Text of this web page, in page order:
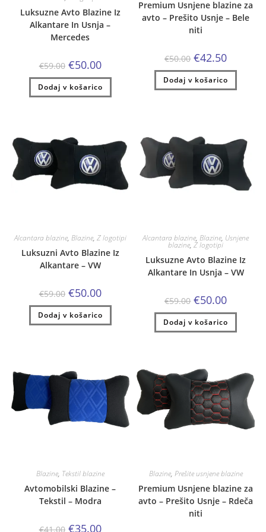
Luksuzne Avto Blazine Iz
Alkantare In Usnja –
Mercedes
€59.00 Izvirna
cena
je
bila:
€59.00.
€50.00Trenutna
cena
je:
€50.00.
Dodaj v košarico
Premium Usnjene blazine za
avto – Prešito Usnje – Bele
niti
€50.00 Izvirna
cena
je
bila:
€50.00.
€42.50Trenutna
je:
€42.50.
Dodaj v košarico
Alcantara blazine, Blazine, Z logotipi
Luksuzni Avto Blazine Iz
Alkantare – VW
€59.00 Izvirna
cena
je
bila:
€59.00.
€50.00Trenutna
cena
je:
€50.00.
Dodaj v košarico
Alcantara blazine,Blazine, Usnjene
blazine,Z logotipi
Luksuzne Avto Blazine Iz
Alkantare In Usnja – VW
€59.00 Izvirna
cena
je
bila:
€59.00.
€50.00Trenutna
je:
€50.00.
Dodaj v košarico
Blazine, Tekstil blazine
Avtomobilski Blazine –
Tekstil – Modra
€41.00 Izvirna
€35.00Trenutna
Blazine, Prešite usnjene blazine
Premium Usnjene blazine za
avto – Prešito Usnje – Rdeča
niti